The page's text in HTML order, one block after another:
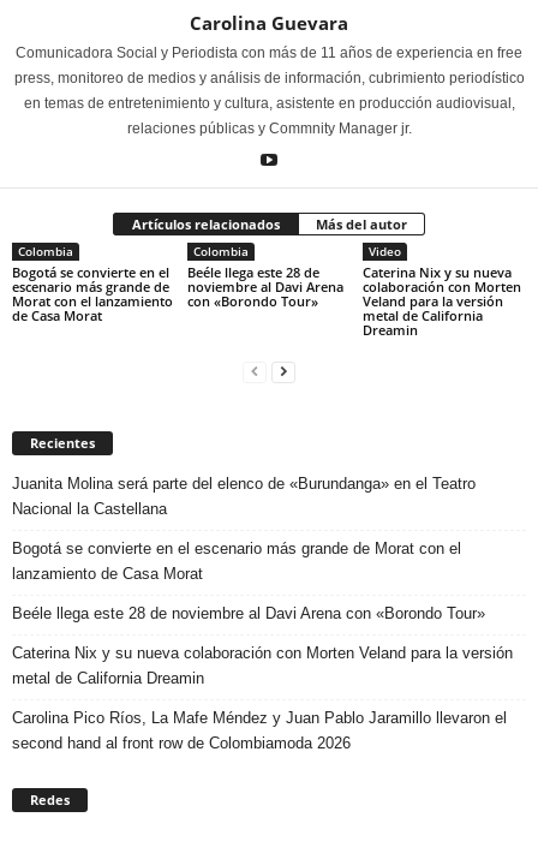
Carolina Guevara
Comunicadora Social y Periodista con más de 11 años de experiencia en free
press, monitoreo de medios y análisis de información, cubrimiento periodístico
en temas de entretenimiento y cultura, asistente en producción audiovisual,
relaciones públicas y Commnity Manager jr.
Artículos relacionados Más del autor
Colombia
Bogotá se convierte en el
escenario más grande de
Morat con el lanzamiento
de Casa Morat
Colombia
Beéle llega este 28 de
noviembre al Davi Arena
con «Borondo Tour»
Video
Caterina Nix y su nueva
colaboración con Morten
Veland para la versión
metal de California
Dreamin
Recientes
Juanita Molina será parte del elenco de «Burundanga» en el Teatro
Nacional la Castellana
Bogotá se convierte en el escenario más grande de Morat con el
lanzamiento de Casa Morat
Beéle llega este 28 de noviembre al Davi Arena con «Borondo Tour»
Caterina Nix y su nueva colaboración con Morten Veland para la versión
metal de California Dreamin
Carolina Pico Ríos, La Mafe Méndez y Juan Pablo Jaramillo llevaron el
second hand al front row de Colombiamoda 2026
Redes